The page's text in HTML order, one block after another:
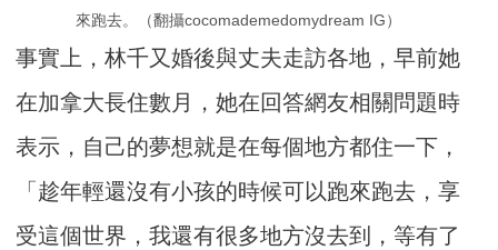
來跑去。（翻攝cocomademedomydream IG）
事實上，林千又婚後與丈夫走訪各地，早前她
在加拿大長住數月，她在回答網友相關問題時
表示，自己的夢想就是在每個地方都住一下，
「趁年輕還沒有小孩的時候可以跑來跑去，享
受這個世界，我還有很多地方沒去到，等有了